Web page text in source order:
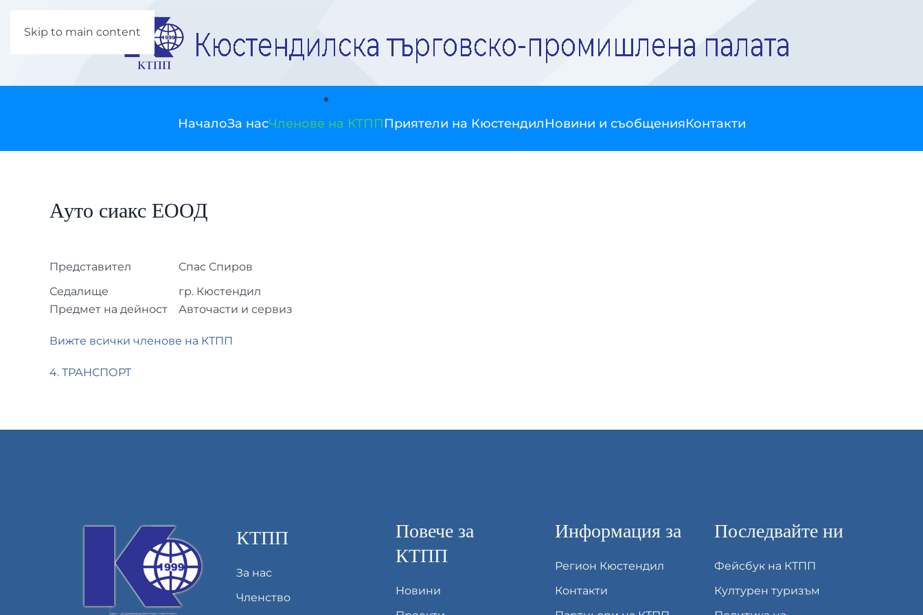
Skip to main content
НачалоЗа насЧленове на КТПППриятели на КюстендилНовини и съобщенияКонтакти
Ауто сиакс ЕООД
Представител
Спас Спиров
Седалище
гр. Кюстендил
Предмет на дейност
Авточасти и сервиз
Вижте всички членове на КТПП
4. ТРАНСПОРТ
КТПП
За нас
Членство
Повече за
КТПП
Новини
Информация за
Регион Кюстендил
Контакти
Последвайте ни
Фейсбук на КТПП
Културен туризъм